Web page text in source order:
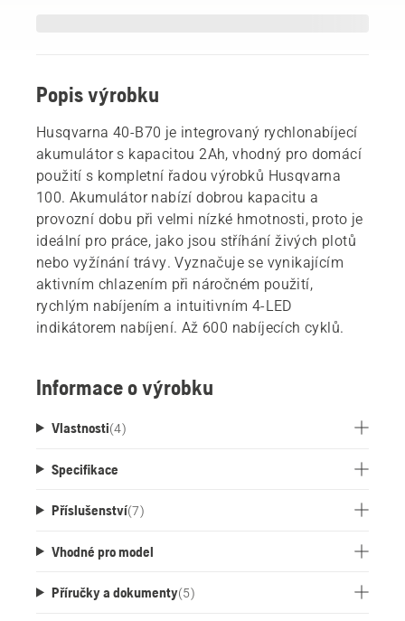
Popis výrobku
Husqvarna 40-B70 je integrovaný rychlonabíjecí
akumulátor s kapacitou 2Ah, vhodný pro domácí
použití s kompletní řadou výrobků Husqvarna
100. Akumulátor nabízí dobrou kapacitu a
provozní dobu při velmi nízké hmotnosti, proto je
ideální pro práce, jako jsou stříhání živých plotů
nebo vyžínání trávy. Vyznačuje se vynikajícím
aktivním chlazením při náročném použití,
rychlým nabíjením a intuitivním 4-LED
indikátorem nabíjení. Až 600 nabíjecích cyklů.
Informace o výrobku
Vlastnosti(4)
Specifikace
Příslušenství(7)
Vhodné pro model
Příručky a dokumenty(5)